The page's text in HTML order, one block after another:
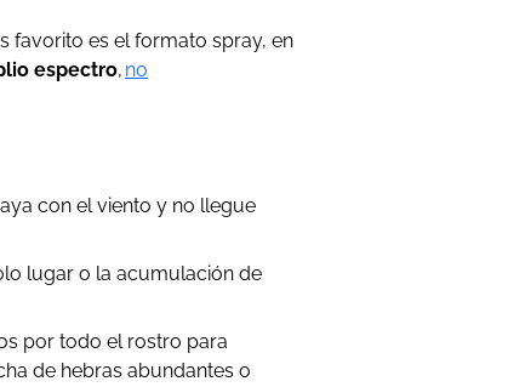
favorito es el formato spray, en
espectro, no
con el viento y no llegue
lugar o la acumulación de
por todo el rostro para
de hebras abundantes o